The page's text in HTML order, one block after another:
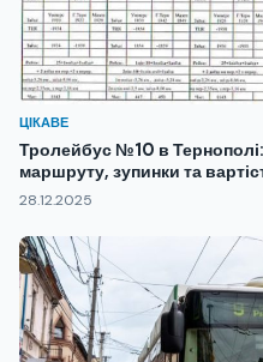
ЦІКАВЕ
Тролейбус №10 в
маршруту, зупинки та
28.12.2025